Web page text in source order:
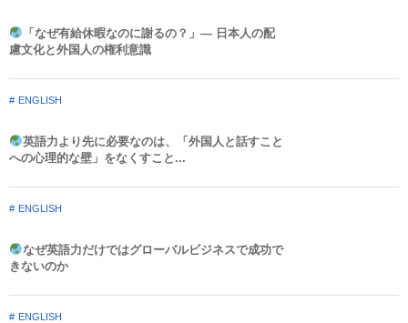
「なぜ有給休暇なのに謝るの？」― 日本人の配
慮文化と外国人の権利意識​
ENGLISH
英語力より先に必要なのは、「外国人と話すこと
への心理的な壁」をなくすこと...
ENGLISH
なぜ英語力だけではグローバルビジネスで成功で
きないのか
ENGLISH